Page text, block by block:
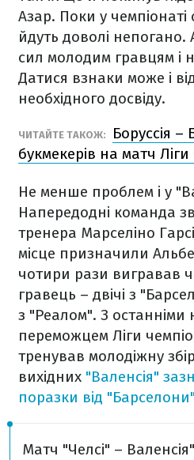
Азар. Поки у
йдуть доволі
сил молодим гравцям і
Датися взнаки може і
необхідного досвіду.
ЧИТАЙТЕ ТАКОЖ:
Боруссія
букмекерів на матч Ліги
Не менше проблем і у
Напередодні команда
тренера Марселіно
місце призначили
чотири рази вигравав
гравець – двічі з
з "Реалом". З останніми
переможцем Ліги
тренував молодіжну
вихідних "Валенсія"
поразки від "Барселони"
Матч "Челсі" –